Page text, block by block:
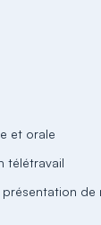
et orale
télétravail
de